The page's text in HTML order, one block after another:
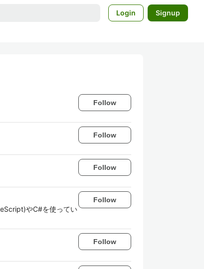
Login Signup
Follow
Follow
Follow
やC#を使ってい
Follow
Follow